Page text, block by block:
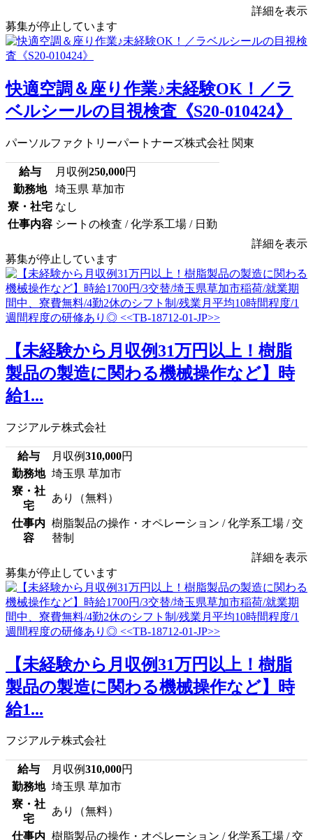
詳細を表示
募集が停止しています
快適空調＆座り作業♪未経験OK！／ラ
ベルシールの目視検査《S20-010424》
パーソルファクトリーパートナーズ株式会社 関東
給与 月収例250,000円
勤務地
埼玉県 草加市
寮・社宅 なし
仕事内容 シートの検査 / 化学系工場 / 日勤
詳細を表示
募集が停止しています
【未経験から月収例31万円以上！樹脂
製品の製造に関わる機械操作など】時
給1...
フジアルテ株式会社
給与 月収例310,000円
勤務地 埼玉県 草加市
寮・社
宅
あり（無料）
仕事内
容
樹脂製品の操作・オペレーション / 化学系工場 / 交
替制
詳細を表示
募集が停止しています
【未経験から月収例31万円以上！樹脂
製品の製造に関わる機械操作など】時
給1...
フジアルテ株式会社
給与 月収例310,000円
勤務地 埼玉県 草加市
寮・社
宅
あり（無料）
仕事内 樹脂製品の操作・オペレーション / 化学系工場 / 交